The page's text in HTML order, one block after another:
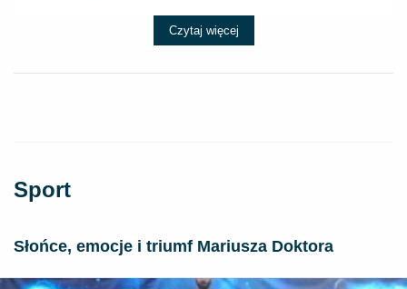
Czytaj więcej
Sport
Słońce, emocje i triumf Mariusza Doktora